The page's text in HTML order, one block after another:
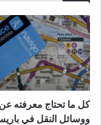
كل ما تحتاج معرفته عن
ووسائل النقل في باريس